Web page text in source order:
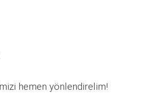
hemen yönlendirelim!